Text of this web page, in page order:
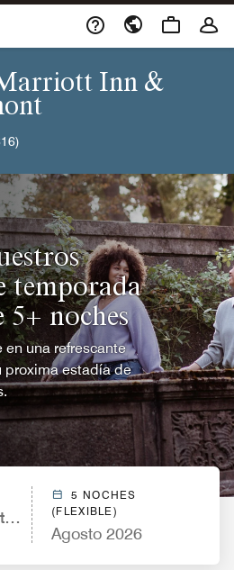
Inn &
temporada
5+ noches
en una refrescante
proxima estadía de
& Suites Beaumont
5 NOCHES
(FLEXIBLE)
Agosto 2026